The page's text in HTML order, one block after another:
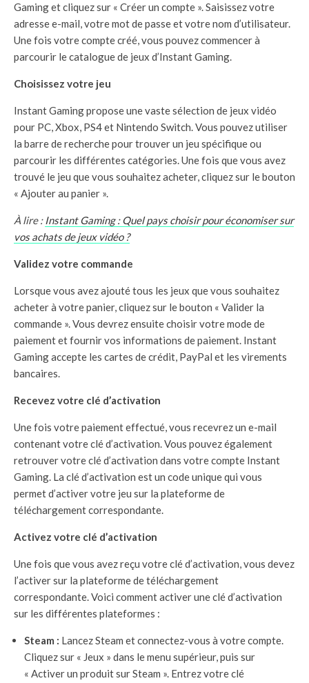
Gaming et cliquez sur « Créer un compte ». Saisissez votre
adresse e-mail, votre mot de passe et votre nom d’utilisateur.
Une fois votre compte créé, vous pouvez commencer à
parcourir le catalogue de jeux d’Instant Gaming.
Choisissez votre jeu
Instant Gaming propose une vaste sélection de jeux vidéo
pour PC, Xbox, PS4 et Nintendo Switch. Vous pouvez utiliser
la barre de recherche pour trouver un jeu spécifique ou
parcourir les différentes catégories. Une fois que vous avez
trouvé le jeu que vous souhaitez acheter, cliquez sur le bouton
« Ajouter au panier ».
À lire : Instant Gaming : Quel pays choisir pour économiser sur
vos achats de jeux vidéo ?
Validez votre commande
Lorsque vous avez ajouté tous les jeux que vous souhaitez
acheter à votre panier, cliquez sur le bouton « Valider la
commande ». Vous devrez ensuite choisir votre mode de
paiement et fournir vos informations de paiement. Instant
Gaming accepte les cartes de crédit, PayPal et les virements
bancaires.
Recevez votre clé d’activation
Une fois votre paiement effectué, vous recevrez un e-mail
contenant votre clé d’activation. Vous pouvez également
retrouver votre clé d’activation dans votre compte Instant
Gaming. La clé d’activation est un code unique qui vous
permet d’activer votre jeu sur la plateforme de
téléchargement correspondante.
Activez votre clé d’activation
Une fois que vous avez reçu votre clé d’activation, vous devez
l’activer sur la plateforme de téléchargement
correspondante. Voici comment activer une clé d’activation
sur les différentes plateformes :
Steam : Lancez Steam et connectez-vous à votre compte.
Cliquez sur « Jeux » dans le menu supérieur, puis sur
« Activer un produit sur Steam ». Entrez votre clé